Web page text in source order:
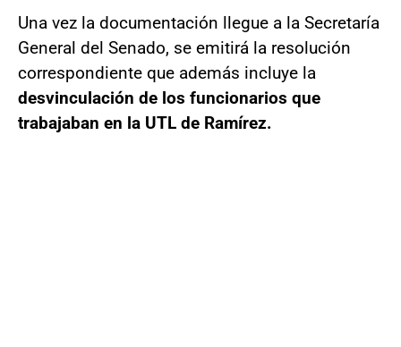
Una vez la documentación llegue a la Secretaría
General del Senado, se emitirá la resolución
correspondiente que además incluye la
desvinculación de los funcionarios que
trabajaban en la UTL de Ramírez.